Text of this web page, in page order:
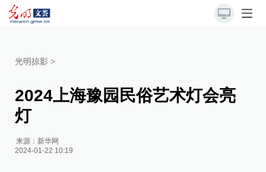
光明掠影 >
2024上海豫园民俗艺术灯会亮
灯
来源： 新华网
2024-01-22 10:19